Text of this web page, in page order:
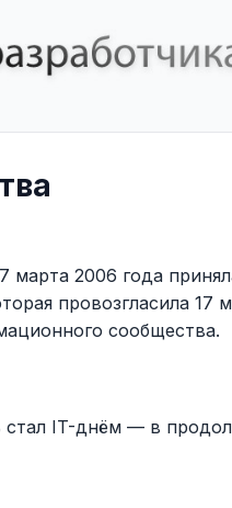
марта 2006 года
провозгласила 17
сообщества.
стал IT-днём — в